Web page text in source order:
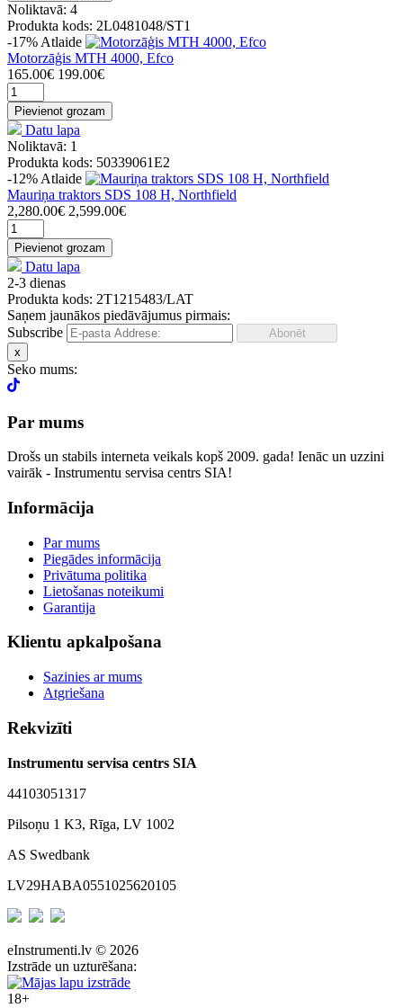
Noliktavā: 4
Produkta kods: 2L0481048/ST1
-17% Atlaide
Motorzāģis MTH 4000, Efco
165.00€ 199.00€
Pievienot grozam
Datu lapa
Noliktavā: 1
Produkta kods: 50339061E2
-12% Atlaide
Mauriņa traktors SDS 108 H, Northfield
2,280.00€ 2,599.00€
Pievienot grozam
Datu lapa
2-3 dienas
Produkta kods: 2T1215483/LAT
Saņem jaunākos piedāvājumus pirmais:
Subscribe
x
Seko mums:
Par mums
Drošs un stabils interneta veikals kopš 2009. gada! Ienāc un uzzini
vairāk - Instrumentu servisa centrs SIA!
Informācija
Par mums
Piegādes informācija
Privātuma politika
Lietošanas noteikumi
Garantija
Klientu apkalpošana
Sazinies ar mums
Atgriešana
Rekvizīti
Instrumentu servisa centrs SIA
44103051317
Pilsoņu 1 K3, Rīga, LV 1002
AS Swedbank
LV29HABA0551025620105
eInstrumenti.lv © 2026
Izstrāde un uzturēšana:
18+